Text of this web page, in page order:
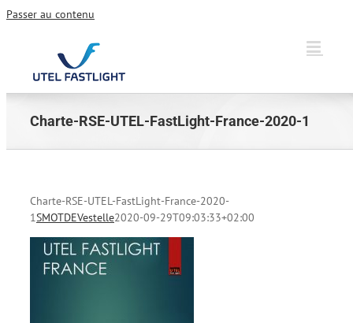
Passer au contenu
Charte-RSE-UTEL-FastLight-France-2020-1
Charte-RSE-UTEL-FastLight-France-2020-
1SMOTDEVestelle2020-09-29T09:03:33+02:00